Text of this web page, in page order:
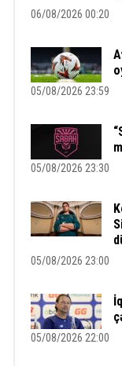
06/08/2026 00:20
05/08/2026 23:59
05/08/2026 23:30
05/08/2026 23:00
05/08/2026 22:00